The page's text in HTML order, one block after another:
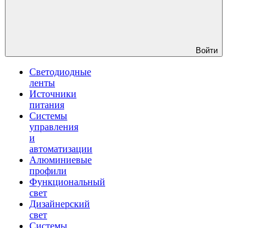
Войти
Светодиодные
ленты
Источники
питания
Системы
управления
и
автоматизации
Алюминиевые
профили
Функциональный
свет
Дизайнерский
свет
Системы